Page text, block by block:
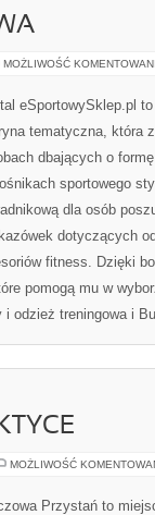
MOŻLIWOŚĆ
eSportowySklep.pl
tematyczna, która
dbających o
sportowego
dla osób
dotyczących
fitness. Dzięki
pomogą mu w
i odzież treningowa i
MOŻLIWOŚĆ
Przystań to